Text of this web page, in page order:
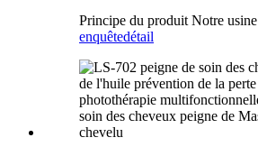
Principe du produit Notre usine
enquêtedétail